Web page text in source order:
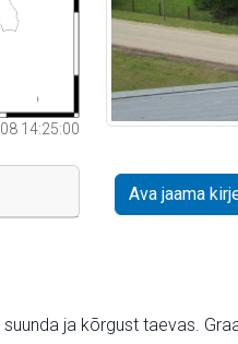
14:25:00
Ava jaama
ja kõrgust taevas.